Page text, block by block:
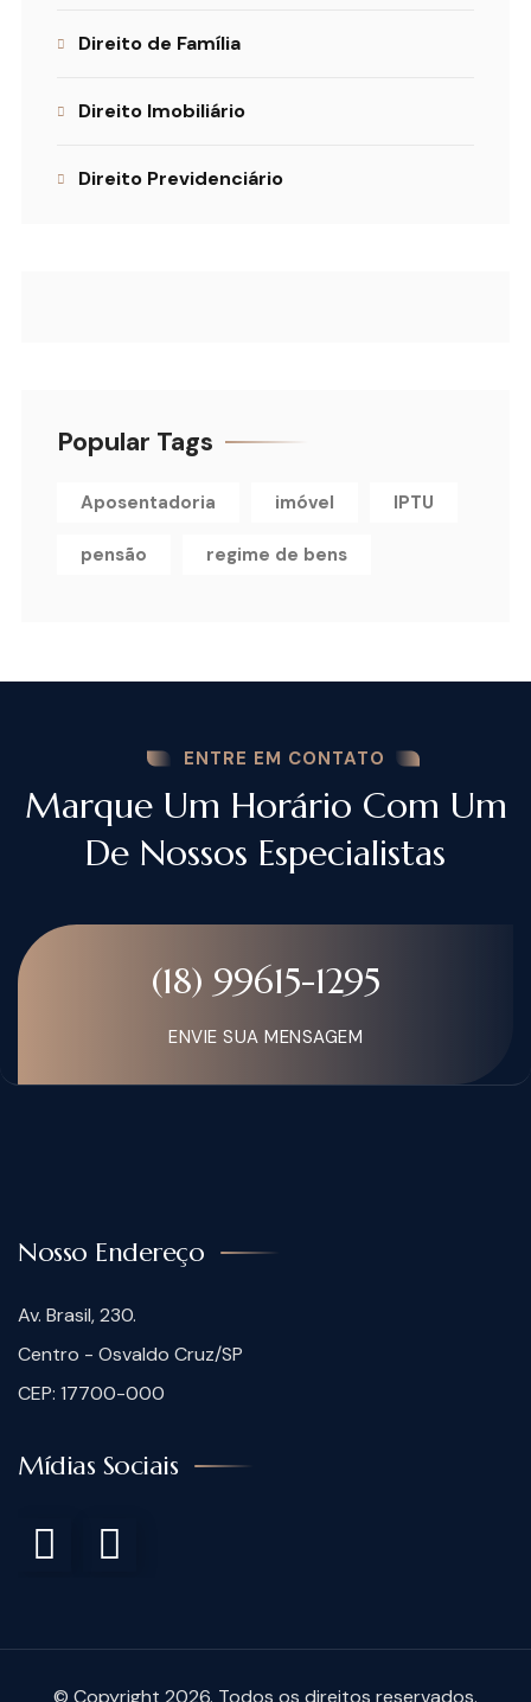
Direito de Família
Direito Imobiliário
Direito Previdenciário
Popular Tags
Aposentadoria imóvel IPTU
pensão regime de bens
ENTRE EM CONTATO
Marque Um Horário Com Um
De Nossos Especialistas
(18) 99615-1295
ENVIE SUA MENSAGEM
Nosso Endereço
Av. Brasil, 230.
Centro - Osvaldo Cruz/SP
CEP: 17700-000
Mídias Sociais
© Copyright 2026. Todos os direitos reservados.